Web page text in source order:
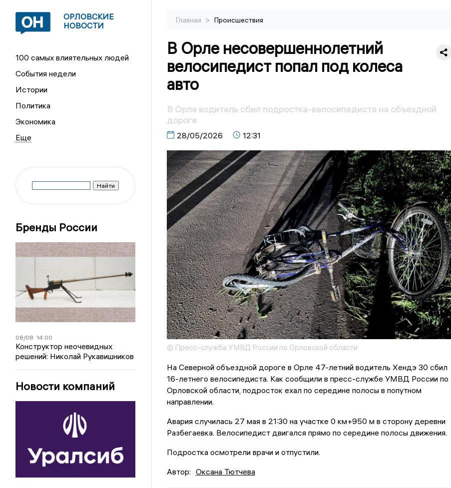
ОРЛОВСКИЕ
НОВОСТИ
100 самых влиятельных людей
События недели
Истории
Политика
Экономика
Бренды России
08/08 14:00
Конструктор неочевидных
решений: Николай Рукавишников
Новости компаний
Главная > Происшествия
В Орле несовершеннолетний
велосипедист попал под колеса
авто
В Орле водитель сбил подростка-велосипедиста на объездной
дороге
28/05/2026 12:31
© Пресс-служба УМВД России по Орловской области
На Северной объездной дороге в Орле 47-летний водитель Хендэ 30 сбил
16-летнего велосипедиста. Как сообщили в пресс-службе УМВД России по
Орловской области, подросток ехал по середине полосы в попутном
направлении.
Авария случилась 27 мая в 21:30 на участке 0 км+950 м в сторону деревни
Разбегаевка. Велосипедист двигался прямо по середине полосы движения.
Подростка осмотрели врачи и отпустили.
Автор: Оксана Тютчева